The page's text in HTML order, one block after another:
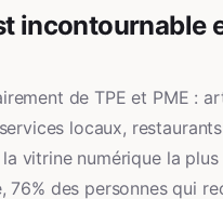
incontournable
de TPE et PME :
locaux,
vitrine numérique la
des personnes qui